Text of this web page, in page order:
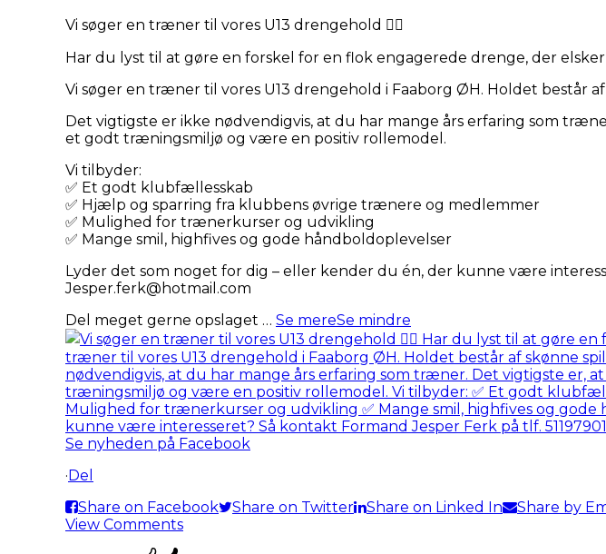
Vi søger en træner til vores U13 drengehold 🤾‍♂️
Har du lyst til at gøre en forskel for en flok engagerede drenge, der
Vi søger en træner til vores U13 drengehold i Faaborg ØH. Holdet består
Det vigtigste er ikke nødvendigvis, at du har mange års erfaring som
et godt træningsmiljø og være en positiv rollemodel.
Vi tilbyder:
✅ Et godt klubfællesskab
✅ Hjælp og sparring fra klubbens øvrige trænere og medlemmer
✅ Mulighed for trænerkurser og udvikling
✅ Mange smil, highfives og gode håndboldoplevelser
Lyder det som noget for dig – eller kender du én, der kunne være
Jesper.ferk@hotmail.com
Del meget gerne opslaget … Se mereSe mindre
Se nyheden på Facebook
·Del
Share on Facebook
Share on Twitter Share on Linked In
Share by
View Comments